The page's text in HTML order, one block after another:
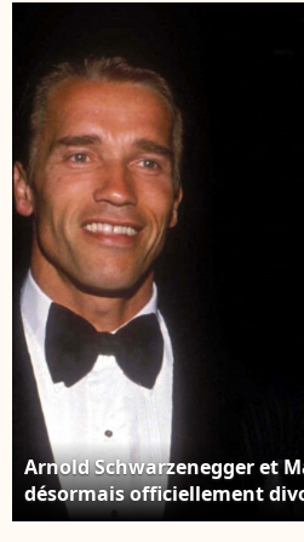
séparation initiale en
2011. Los Angeles, le 28
décembre 2021.
Arnold Schwarzenegger et
désormais officiellement
leur séparation initiale en